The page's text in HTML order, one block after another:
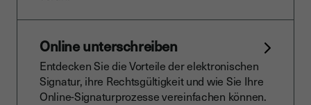
Online unterschreiben
Entdecken Sie die Vorteile der elektronischen
Signatur, ihre Rechtsgültigkeit und wie Sie Ihre
Online-Signaturprozesse vereinfachen können.